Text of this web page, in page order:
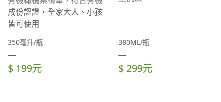
成份認證，全家大人、小孩
皆可使用
350毫升/瓶
$ 199元
380ML/瓶
$ 299元